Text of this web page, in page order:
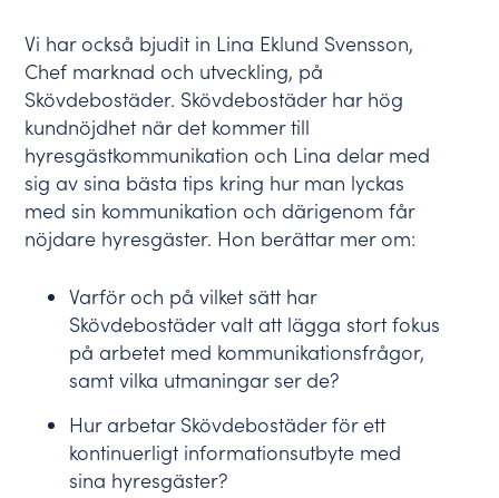
Vi har också bjudit in Lina Eklund Svensson,
Chef marknad och utveckling, på
Skövdebostäder. Skövdebostäder har hög
kundnöjdhet när det kommer till
hyresgästkommunikation och Lina delar med
sig av sina bästa tips kring hur man lyckas
med sin kommunikation och därigenom får
nöjdare hyresgäster. Hon berättar mer om:
Varför och på vilket sätt har
Skövdebostäder valt att lägga stort fokus
på arbetet med kommunikationsfrågor,
samt vilka utmaningar ser de?
Hur arbetar Skövdebostäderför ett
kontinuerligt informationsutbyte med
sina hyresgäster?